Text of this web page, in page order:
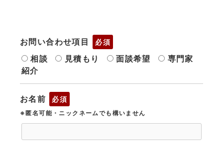
お問い合わせ項目 必須
相談 見積もり 面談希望
専門家
紹介
お名前 必須
※匿名可能・ニックネームでも構いません